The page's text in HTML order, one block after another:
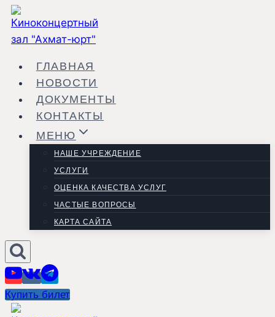
Перейти
содержанию
ГЛАВНАЯ
НОВОСТИ
ДОКУМЕНТЫ
КОНТАКТЫ
МЕНЮ
НАШЕ УЧРЕЖДЕНИЕ
УСЛУГИ
ОЦЕНКА КАЧЕСТВА УСЛУГ
ЧАСТЫЕ ВОПРОСЫ
КАРТА САЙТА
Купить билет